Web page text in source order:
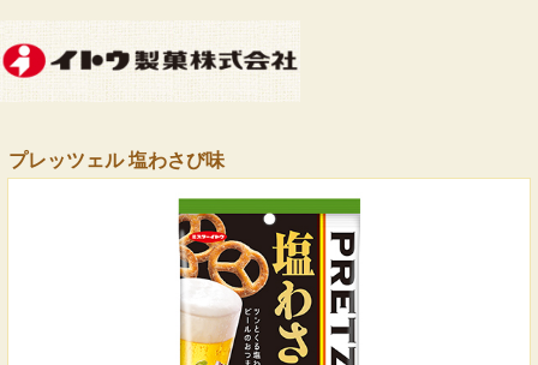
プレッツェル 塩わさび味